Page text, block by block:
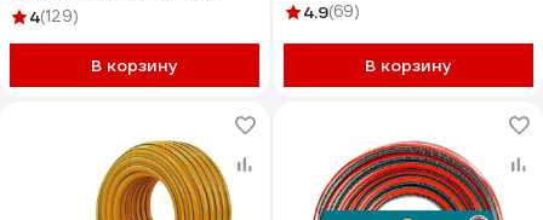
зелёный 73/7/2/13
4(129)
В корзину
4.9(69)
В корзину